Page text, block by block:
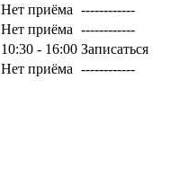
Нет приёма ------------
Нет приёма ------------
10:30 - 16:00 Записаться
Нет приёма ------------